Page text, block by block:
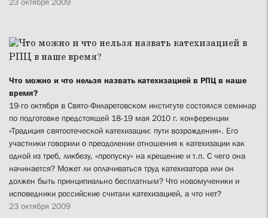
Что можно и что нельзя назвать катехизацией в РПЦ в наше
время?
19-го октября в Свято-Филаретовском институте состоялся семинар
по подготовке предстоящей 18-19 мая 2010 г. конференции
«Традиция святоотеческой катехизации: пути возрождения». Его
участники говорили о преодолении отношения к катехизации как
одной из треб, ликбезу, «пропуску» на крещение и т.п. С чего она
начинается? Может ли оплачиваться труд катехизатора или он
должен быть принципиально бесплатным? Что новомученики и
исповедники российские считали катехизацией, а что нет?
23 октября 2009